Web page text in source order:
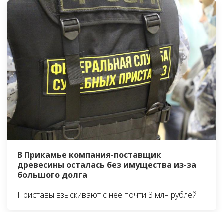
В Прикамье компания-поставщик
древесины осталась без имущества из-за
большого долга
Приставы взыскивают с неё почти 3 млн рублей